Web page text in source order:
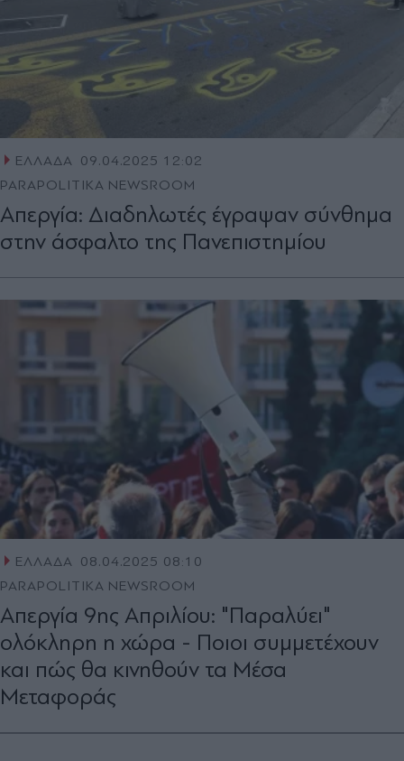
ΕΛΛΑΔΑ 09.04.2025 12:02
PARAPOLITIKA NEWSROOM
Απεργία: Διαδηλωτές έγραψαν σύνθημα
στην άσφαλτο της Πανεπιστημίου
ΕΛΛΑΔΑ 08.04.2025 08:10
PARAPOLITIKA NEWSROOM
Απεργία 9ης Απριλίου: "Παραλύει"
ολόκληρη η χώρα - Ποιοι συμμετέχουν
και πώς θα κινηθούν τα Μέσα
Μεταφοράς